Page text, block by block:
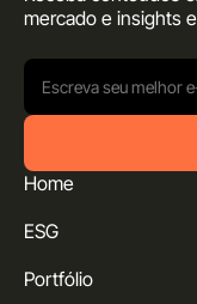
Home
ESG
Portfólio
mercado e insights